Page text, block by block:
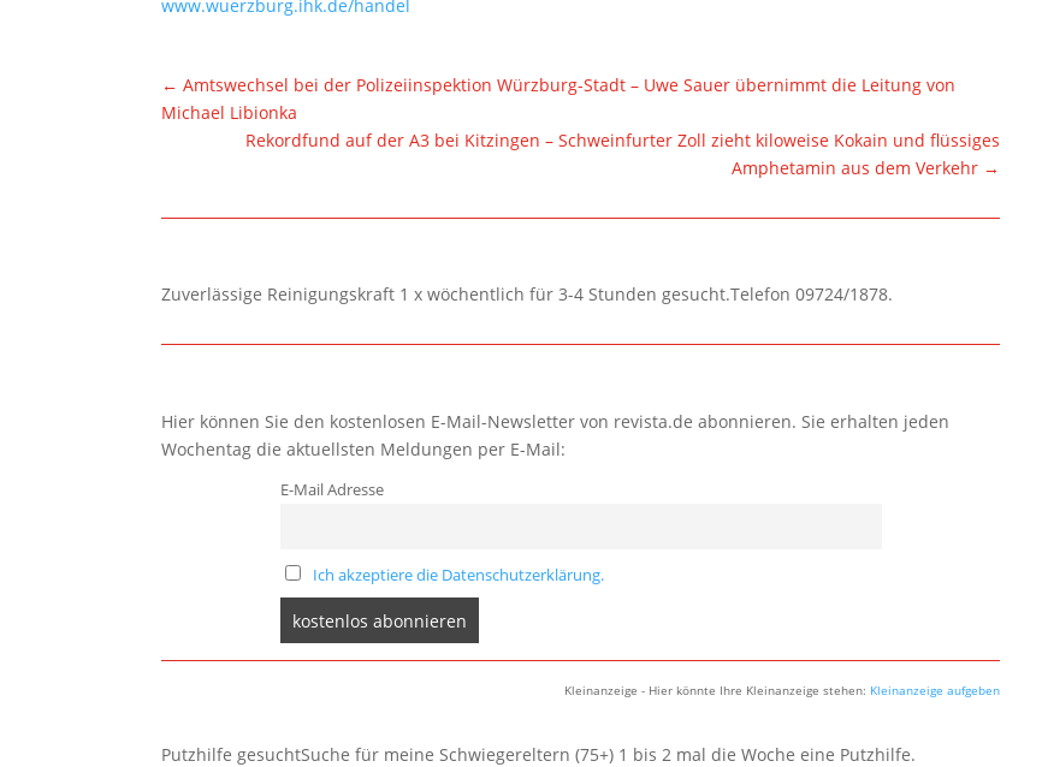
www.wuerzburg.ihk.de/handel
←Amtswechsel bei der Polizeiinspektion Würzburg-Stadt – Uwe Sauer übernimmt die Leitung von
Michael Libionka
Rekordfund auf der A3 bei Kitzingen – Schweinfurter Zoll zieht kiloweise Kokain und flüssiges
Amphetamin aus dem Verkehr →
Zuverlässige Reinigungskraft 1 x wöchentlich für 3-4 Stunden gesucht.Telefon 09724/1878.
Hier können Sie den kostenlosen E-Mail-Newsletter von revista.de abonnieren. Sie erhalten jeden
Wochentag die aktuellsten Meldungen per E-Mail:
E-Mail Adresse
Ich akzeptiere die Datenschutzerklärung.
Kleinanzeige - Hier könnte Ihre Kleinanzeige stehen: Kleinanzeige aufgeben
Putzhilfe gesuchtSuche für meine Schwiegereltern (75+) 1 bis 2 mal die Woche eine Putzhilfe.